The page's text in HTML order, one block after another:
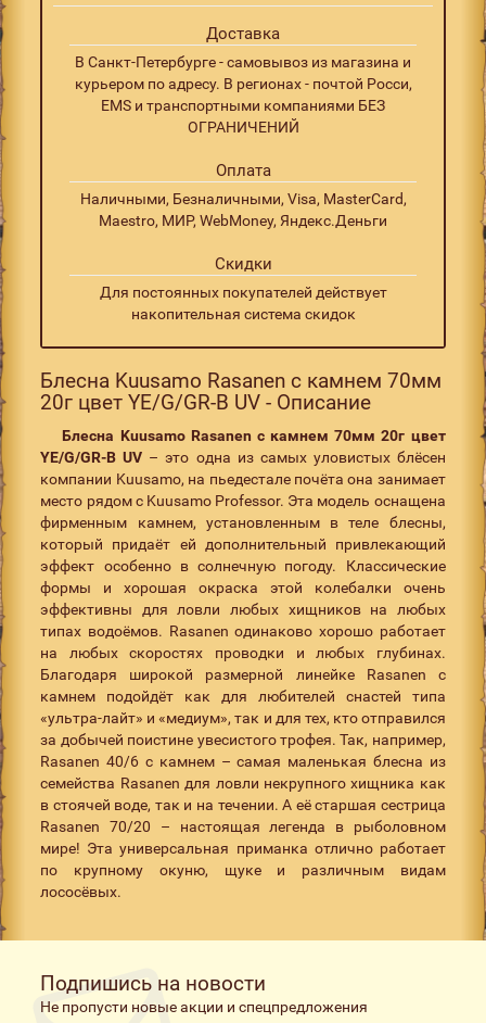
Доставка
В Санкт-Петербурге - самовывоз из магазина и
курьером по адресу. В регионах - почтой Росси,
EMS и транспортными компаниями БЕЗ
ОГРАНИЧЕНИЙ
Оплата
Наличными, Безналичными, Visa, MasterCard,
Maestro, МИР, WebMoney, Яндекс.Деньги
Скидки
Для постоянных покупателей действует
накопительная система скидок
Блесна Kuusamo Rasanen с камнем 70мм
20г цвет YE/G/GR-B UV - Описание
Блесна Kuusamo Rasanen с камнем 70мм 20г цвет
YE/G/GR-B UV – это одна из самых уловистых блёсен
компании Kuusamo, на пьедестале почёта она занимает
место рядом с Kuusamo Professor. Эта модель оснащена
фирменным камнем, установленным в теле блесны,
который придаёт ей дополнительный привлекающий
эффект особенно в солнечную погоду. Классические
формы и хорошая окраска этой колебалки очень
эффективны для ловли любых хищников на любых
типах водоёмов. Rasanen одинаково хорошо работает
на любых скоростях проводки и любых глубинах.
Благодаря широкой размерной линейке Rasanen с
камнем подойдёт как для любителей снастей типа
«ультра-лайт» и «медиум», так и для тех, кто отправился
за добычей поистине увесистого трофея. Так, например,
Rasanen 40/6 с камнем – самая маленькая блесна из
семейства Rasanen для ловли некрупного хищника как
в стоячей воде, так и на течении. А её старшая сестрица
Rasanen 70/20 – настоящая легенда в рыболовном
мире! Эта универсальная приманка отлично работает
по крупному окуню, щуке и различным видам
лососёвых.
Подпишись на новости
Не пропусти новые акции и спецпредложения